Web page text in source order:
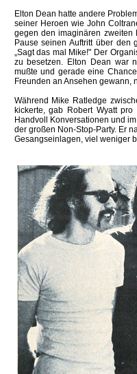
Elton Dean hatte andere
seiner Heroen wie John
gegen den imaginären zweiten
Pause seinen Auftritt über den
„Sagt das mal Mike!" Der
zu besetzen. Elton Dean war
mußte und gerade eine
Freunden an Ansehen gewann,
Während Mike Ratledge
kickerte, gab Robert Wyatt
Handvoll Konversationen und
der großen Non-Stop-Party. Er
Gesangseinlagen, viel weniger